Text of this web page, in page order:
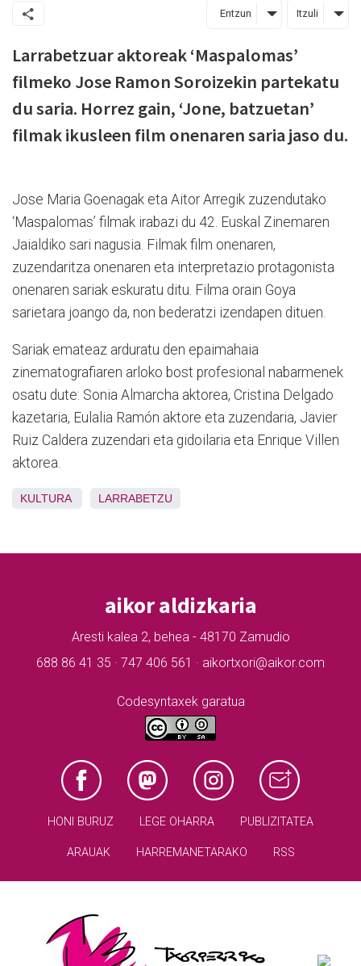
Entzun Itzuli
Larrabetzuar aktoreak ‘Maspalomas’
filmeko Jose Ramon Soroizekin partekatu
du saria. Horrez gain, ‘Jone, batzuetan’
filmak ikusleen film onenaren saria jaso du.
Jose Maria Goenagak eta Aitor Arregik zuzendutako
‘Maspalomas’ filmak irabazi du 42. Euskal Zinemaren
Jaialdiko sari nagusia. Filmak film onenaren,
zuzendaritza onenaren eta interpretazio protagonista
onenaren sariak eskuratu ditu. Filma orain Goya
sarietara joango da, non bederatzi izendapen dituen.
Sariak emateaz arduratu den epaimahaia
zinematografiaren arloko bost profesional nabarmenek
osatu dute: Sonia Almarcha aktorea, Cristina Delgado
kazetaria, Eulalia Ramón aktore eta zuzendaria, Javier
Ruiz Caldera zuzendari eta gidoilaria eta Enrique Villen
aktorea.
KULTURA LARRABETZU
aikor aldizkaria
Aresti kalea 2, behea - 48170 Zamudio
688 86 41 35 · 747 406 561 · aikortxori@aikor.com
Codesyntaxek garatua
HONI BURUZ LEGE OHARRA PUBLIZITATEA
ARAUAK HARREMANETARAKO RSS